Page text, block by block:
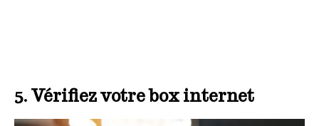
5. Vérifiez votre box internet